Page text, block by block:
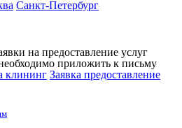
Санкт-Петербург
на предоставление услуг
приложить к письму
клининг Заявка предоставление